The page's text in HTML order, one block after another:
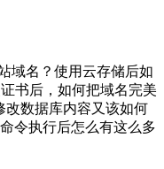
域名？使用云存储后如
书后，如何把域名完美
改数据库内容又该如何
令执行后怎么有这么多